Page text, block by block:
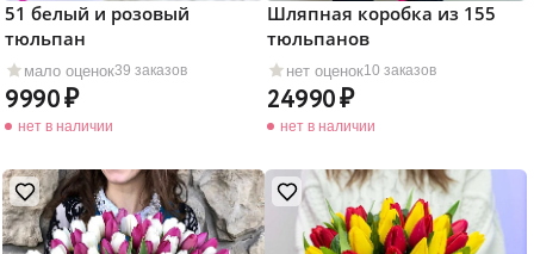
мало оценок39 заказов
51 белый и розовый
тюльпан
9990
нет в наличии
нет оценок10 заказов
Шляпная коробка из 155
тюльпанов
24990
нет в наличии